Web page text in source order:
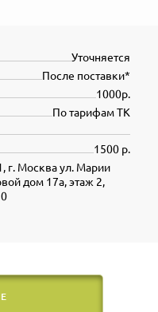
Уточняется
После поставки*
1000р.
По тарифам ТК
1500 р.
г. Москва ул. Марии
дом 17а, этаж 2,